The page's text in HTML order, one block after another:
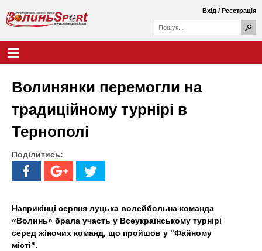
вмісту
В
л
и
ь
S
p
o
о
у
о
а
ф
о
ш
Вхід / Реєстрація
Волинянки перемогли на
традиційному турнірі в
Тернополі
Поділитись:
Наприкінці серпня луцька волейбольна команда
«Волинь» брала участь у Всеукраїнському турнірі
серед жіночих команд, що пройшов у "Файному
місті".